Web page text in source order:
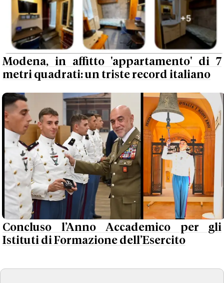
Modena, in affitto 'appartamento' di 7
metri quadrati: un triste record italiano
Concluso l’Anno Accademico per gli
Istituti di Formazione dell’Esercito